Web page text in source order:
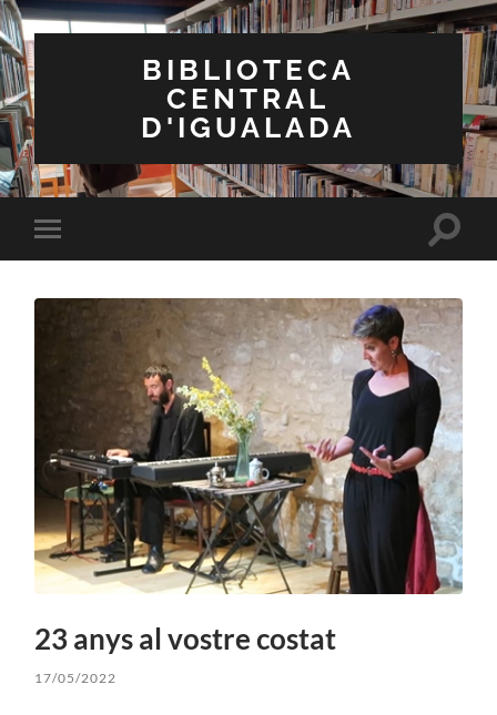
BIBLIOTECA
CENTRAL
D'IGUALADA
Toggle
mobile
Toggle
23 anys al vostre costat
17/05/2022